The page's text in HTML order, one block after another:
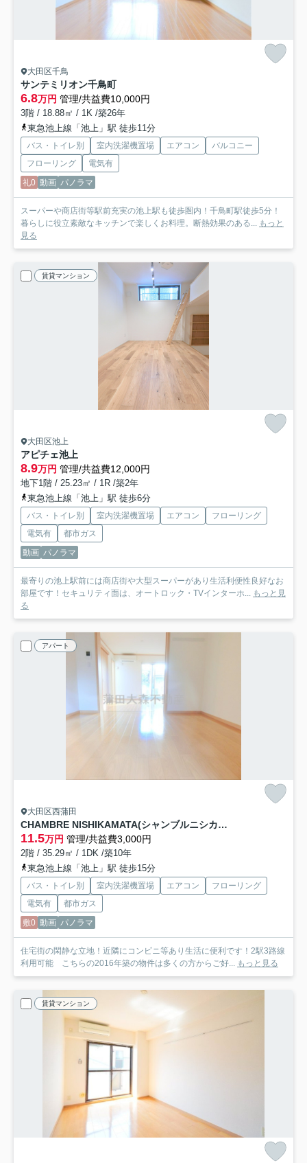
大田区千鳥
サンテミリオン千鳥町
6.8万円 管理/共益費10,000円
3階 / 18.88㎡ / 1K /築26年
東急池上線「池上」駅 徒歩11分
バス・トイレ別 室内洗濯機置場 エアコン
バルコニー
フローリング
電気有
礼0 動画 パノラマ
スーパーや商店街等駅前充実の池上駅も徒歩圏内！千鳥町駅徒歩5分！
暮らしに役立素敵なキッチンで楽しくお料理。断熱効果のある...
もっと
見る
賃貸マンション
大田区池上
アピチェ池上
8.9万円 管理/共益費12,000円
地下1階 / 25.23㎡ / 1R /築2年
東急池上線「池上」駅 徒歩6分
バス・トイレ別 室内洗濯機置場 エアコン
フローリング
電気有
都市ガス
動画 パノラマ
最寄りの池上駅前には商店街や大型スーパーがあり生活利便性良好なお
部屋です！セキュリティ面は、オートロック・TVインターホ...
もっと見
る
アパート
大田区西蒲田
CHAMBRE NISHIKAMATA(シャンブルニシカマタ
11.5万円 管理/共益費3,000円
2階 / 35.29㎡ / 1DK /築10年
東急池上線「池上」駅 徒歩15分
バス・トイレ別 室内洗濯機置場 エアコン
フローリング
電気有
都市ガス
敷0 動画 パノラマ
住宅街の閑静な立地！近隣にコンビニ等あり生活に便利です！2駅3路線
利用可能 こちらの2016年築の物件は多くの方からご好...
もっと見る
賃貸マンション